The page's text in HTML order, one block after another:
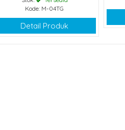
Kode: M-04TG
Detail Produk